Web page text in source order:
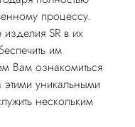
процессу.
SR в их
им
Вам ознакомиться
уникальными
нескольким